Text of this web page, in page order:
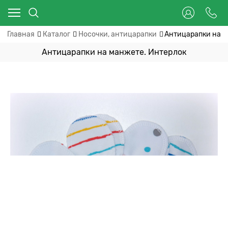
Главная Каталог Носочки, антицарапки Антицарапки на
Антицарапки на манжете. Интерлок